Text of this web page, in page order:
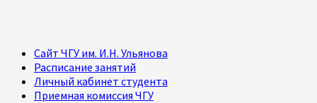
Сайт ЧГУ им. И.Н. Ульянова
Расписание занятий
Личный кабинет студента
Приемная комиссия ЧГУ